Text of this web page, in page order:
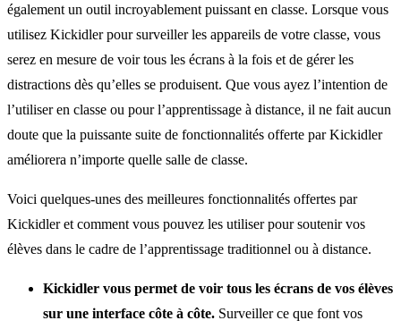
également un outil incroyablement puissant en classe. Lorsque vous
utilisez Kickidler pour surveiller les appareils de votre classe, vous
serez en mesure de voir tous les écrans à la fois et de gérer les
distractions dès qu’elles se produisent. Que vous ayez l’intention de
l’utiliser en classe ou pour l’apprentissage à distance, il ne fait aucun
doute que la puissante suite de fonctionnalités offerte par Kickidler
améliorera n’importe quelle salle de classe.
Voici quelques-unes des meilleures fonctionnalités offertes par
Kickidler et comment vous pouvez les utiliser pour soutenir vos
élèves dans le cadre de l’apprentissage traditionnel ou à distance.
Kickidler vous permet de voir tous les écrans de vos élèves
sur une interface côte à côte. Surveiller ce que font vos